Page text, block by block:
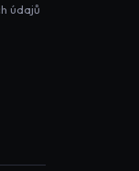
údajů